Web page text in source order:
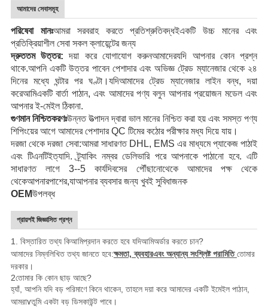
আমাদের সেবাসমূহ
পরিষেবা মানঃআমরা সরবরাহ করতে প্রতিশ্রুতিবদ্ধইএকটি উচ্চ মানের এবং
প্রতিক্রিয়াশীল সেবা সকল ক্লায়েন্টের জন্য
দ্রুততম উত্তর:
দয়া করে যোগাযোগ করুনআমাদেরযদি আপনার কোন প্রশ্ন
থাকে.আপনি একটি উত্তর পাবেন পেশাদার এবং অভিজ্ঞ ট্রেড ম্যানেজার থেকে ২৪
দিনের মধ্যে ঘন্টার পর ঘণ্টা। যদিআমাদের ট্রেড ম্যানেজার লাইন বন্ধ, দয়া
করেআমিএকটি বার্তা পাঠান, এবং আমাদের পণ্য বলুন আপনার প্রয়োজন মডেল এবং
আপনার ই-মেইল ঠিকানা.
গুণমান নিশ্চিতকরণঃউন্নত উত্পাদন দ্বারা ভাল মানের নিশ্চিত করা হয় এবং সমস্ত পণ্য
শিপিংয়ের আগে আমাদের পেশাদার QC টিমের কঠোর পরীক্ষার মধ্য দিয়ে যায়।
দরজা থেকে দরজা সেবা:আমরা সাধারণত DHL, EMS এর মাধ্যমে প্যাকেজ পাঠাই
এবং টিএনটিইত্যাদি. ট্র্যাকিং নম্বর ডেলিভারি পরে আপনাকে পাঠানো হবে. এটি
সাধারণত লাগে 3--5 কার্যদিবসের
পৌঁছানোথেকে আমাদের পক্ষ থেকে
থেকেআপনারপাশের,যাআপনার ব্যবসার জন্য খুবই সুবিধাজনক
OEMউপলব্ধ
প্রায়শই জিজ্ঞাসিত প্রশ্ন
1. বিস্তারিত তথ্য কিআমিপ্রদান করতে হবে যদিআমিঅর্ডার করতে চান?
আমাদের নিম্নলিখিত তথ্য জানতে হবে:ক্ষমতা, ব্যবহারএবং অন্যান্য সংশ্লিষ্ট পরামিতি তোমার
দরকার।
2তোমার কি কোন ছাড় আছে?
হ্যাঁ, আপনি যদি বড় পরিমাণে কিনে থাকেন, তাহলে দয়া করে আমাদের একটি ইমেইল পাঠান,
আমরাvতুমি একটা বড় ডিসকাউন্ট পাবে।